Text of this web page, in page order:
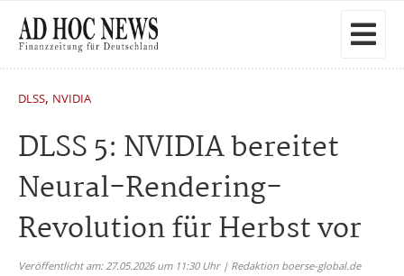
DLSS, NVIDIA
DLSS 5: NVIDIA bereitet
Neural-Rendering-
Revolution für Herbst vor
Veröffentlicht am: 27.05.2026 um 11:30 Uhr | Redaktion boerse-global.de